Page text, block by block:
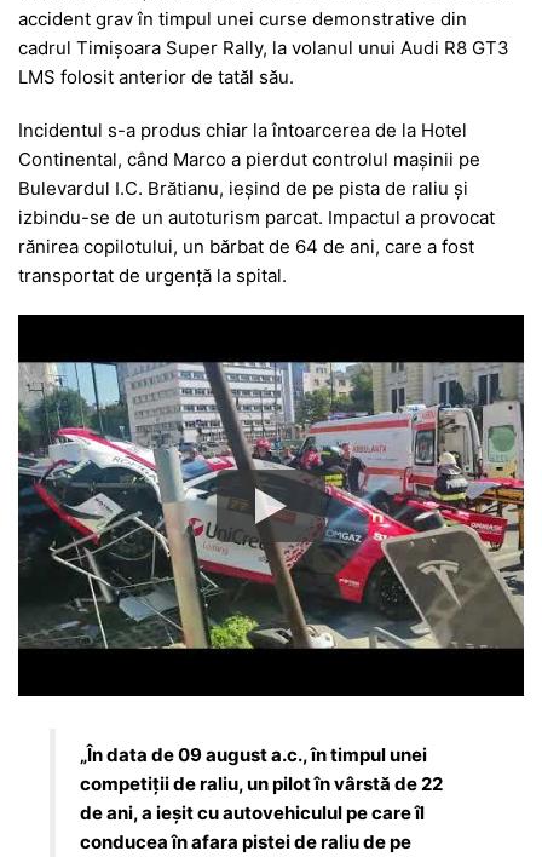
b
o
k
A
p
e
n
er
a
m
a
g
a
z
accident grav în timpul unei curse demonstrative din
cadrul Timișoara Super Rally, la volanul unui Audi R8 GT3
LMS folosit anterior de tatăl său.
Incidentul s-a produs chiar la întoarcerea de la Hotel
Continental, când Marco a pierdut controlul mașinii pe
Bulevardul I.C. Brătianu, ieșind de pe pista de raliu și
izbindu-se de un autoturism parcat. Impactul a provocat
rănirea copilotului, un bărbat de 64 de ani, care a fost
transportat de urgență la spital.
„În data de 09 august a.c., în timpul unei
competiții de raliu, un pilot în vârstă de 22
de ani, a ieșit cu autovehiculul pe care îl
conducea în afara pistei de raliu de pe